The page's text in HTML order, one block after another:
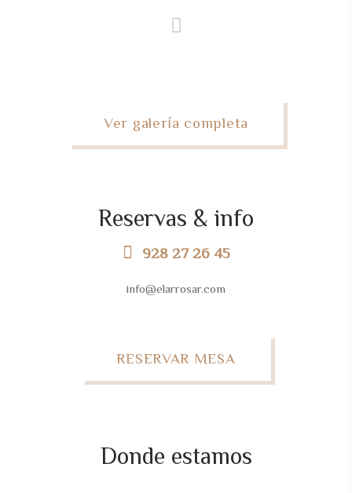
Ver galería completa
Reservas & info
928 27 26 45
info@elarrosar.com
RESERVAR MESA
Donde estamos